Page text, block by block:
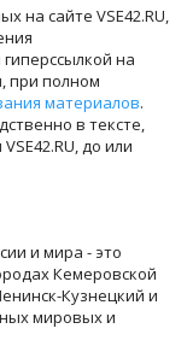
на сайте VSE42.RU,
на
при полном
материалов.
в тексте,
до или
и мира - это
Кемеровской
Кузнецкий и
мировых и